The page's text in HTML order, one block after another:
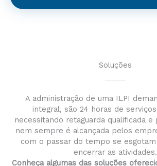
Soluções
A administração de uma ILPI
integral, são 24 horas de
necessitando retaguarda qualificada e
nem sempre é alcançada pelos
com o passar do tempo se
encerrar as atividades.
Conheça algumas das soluções